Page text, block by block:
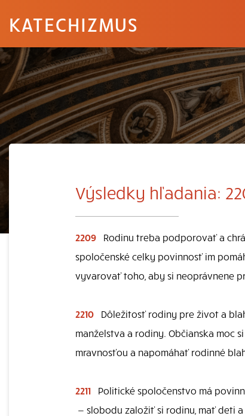
KATECHIZMUS
Výsledky hľadania:
2209
Rodinu treba podporovať a
spoločenské celky povinnosť im
vyvarovať toho, aby si neoprávnene
2210
Dôležitosť rodiny pre život a
manželstva a rodiny. Občianska moc
mravnosťou a napomáhať rodinné
2211
Politické spoločenstvo má
— slobodu založiť si rodinu, mať deti